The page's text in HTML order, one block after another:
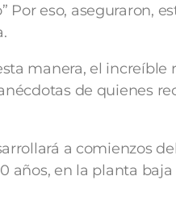
eso, aseguraron,
manera, el
de quienes
a comienzos
años, en la planta